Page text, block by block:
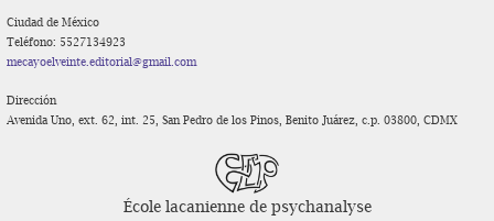
Ciudad de México
Teléfono: 5527134923
mecayoelveinte.editorial@gmail.com
Dirección
Avenida Uno, ext. 62, int. 25, San Pedro de los Pinos, Benito Juárez, c.p. 03800, CDMX
École lacanienne de psychanalyse